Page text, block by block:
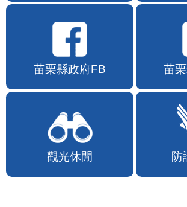
苗栗縣政府FB 苗
觀光休閒 防